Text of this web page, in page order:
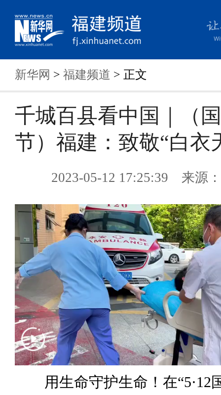
新华网 > 福建频道 > 正文
千城百县看中国｜（
节）福建：致敬“白衣
2023-05-12 17:25:39 来源
用生命守护生命！在“5·12